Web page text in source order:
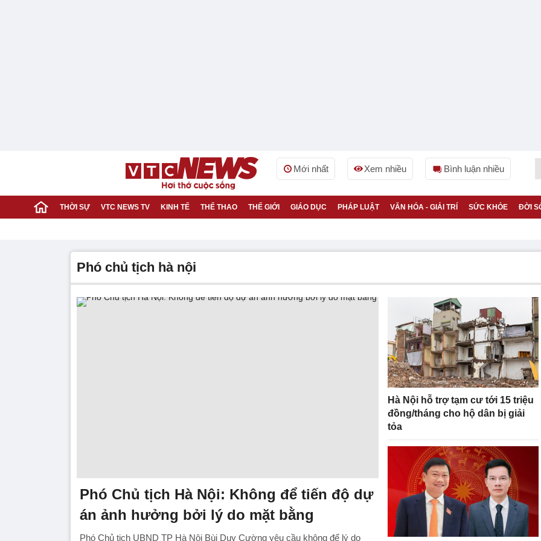
Mới nhất Xem nhiều Bình luận nhiều
THỜI SỰ VTC NEWS TV KINH TẾ THỂ THAO THẾ GIỚI GIÁO DỤC PHÁP LUẬT VĂN HÓA - GIẢI TRÍ SỨC KHỎE ĐỜI
phó chủ tịch hà nội
Phó Chủ tịch Hà Nội: Không để tiến độ dự
án ảnh hưởng bởi lý do mặt bằng
Phó Chủ tịch UBND TP Hà Nội Bùi Duy Cường yêu cầu không để lý do
Hà Nội hỗ trợ tạm cư tới 15 triệu
đồng/tháng cho hộ dân bị giải
tỏa